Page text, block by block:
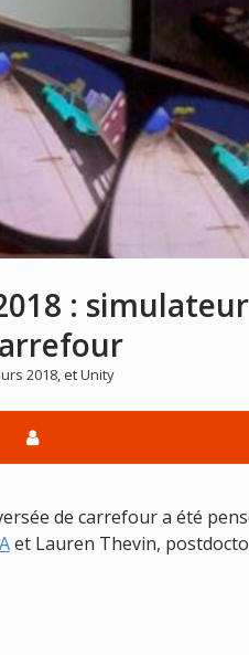
:
2018, etUnity
de carrefour a été
et Lauren Thevin,